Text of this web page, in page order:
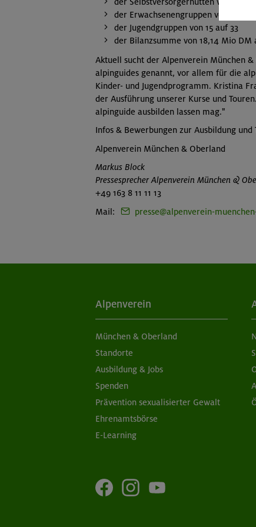
der Erwachsenengruppen von 29 auf
der Jugendgruppen von 15 auf 33
der Bilanzsumme von 18,14 Mio DM
Aktuell sucht der Alpenverein München
alpinguides genannt, vor allem für die
Kinder- und Jugendprogramm. Kristina
der Ausführung unserer Kurse und
alpinguide ausbilden lassen mag."
Infos & Bewerbungen zur Ausbildung
Alpenverein München & Oberland
Markus Block
Pressesprecher Alpenverein München &
+49 163 8 11 11 13
Mail:
presse@alpenverein-
Alpenverein
München & Oberland
Standorte
Ausbildung & Jobs
Spenden
Prävention sexualisierter Gewalt
Ehrenamtsbörse
E-Learning